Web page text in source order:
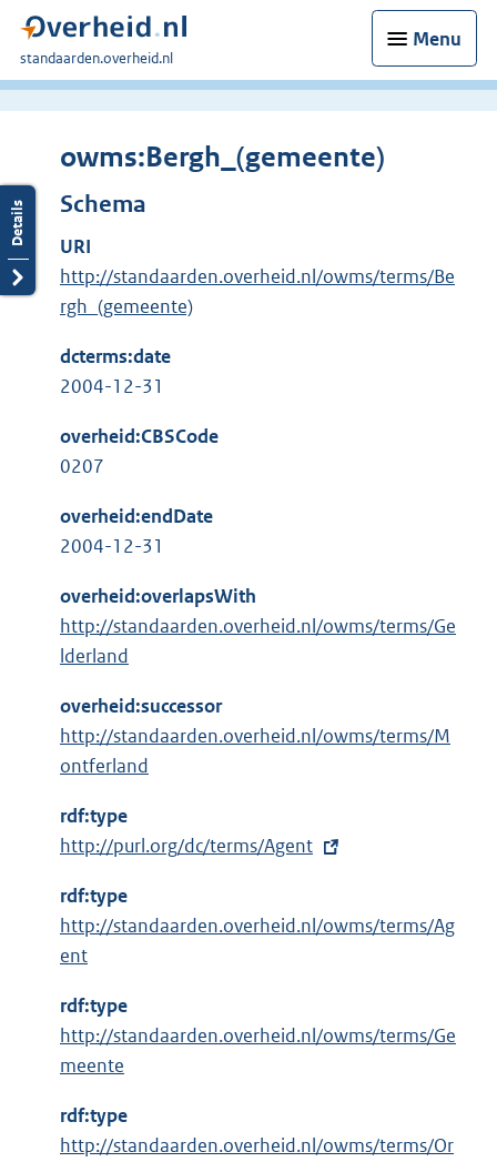
Menu
U
bent
standaarden.overheid.nl
owms:Bergh_(gemeente)
Schema
URI
http://standaarden.overheid.nl/owms/terms/Be
rgh_(gemeente)
dcterms:date
2004-12-31
overheid:CBSCode
0207
overheid:endDate
2004-12-31
overheid:overlapsWith
http://standaarden.overheid.nl/owms/terms/Ge
lderland
overheid:successor
http://standaarden.overheid.nl/owms/terms/M
ontferland
rdf:type
E
t
e
r
e
n
k
http://purl.org/dc/terms/Agent
rdf:type
http://standaarden.overheid.nl/owms/terms/Ag
ent
rdf:type
http://standaarden.overheid.nl/owms/terms/Ge
meente
rdf:type
http://standaarden.overheid.nl/owms/terms/Or